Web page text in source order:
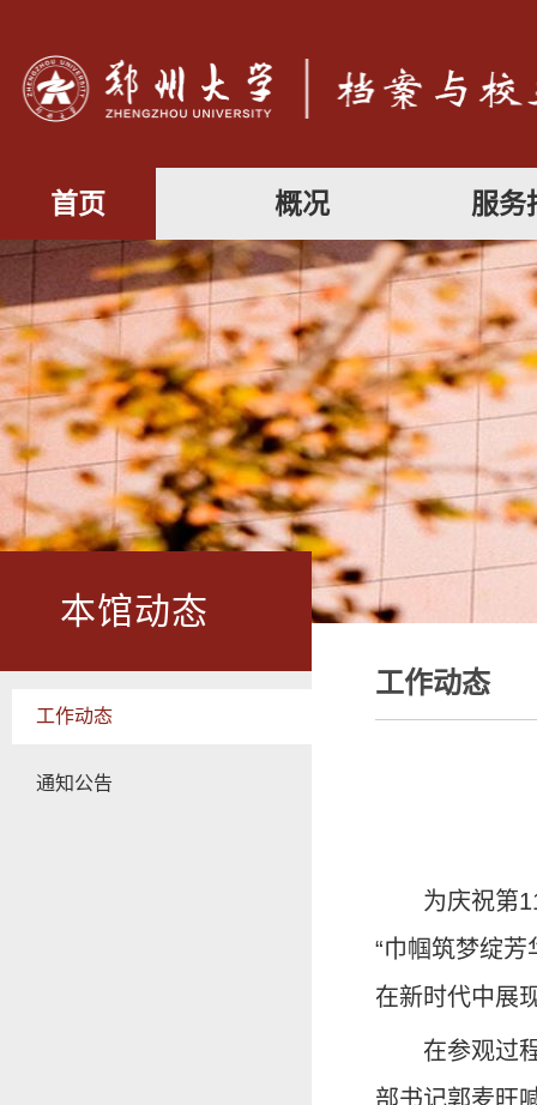
首页 概况 服务
本馆动态
工作动态
通知公告
工作动态
为庆祝第
“巾帼筑梦绽
在新时代中展
在参观过
部书记郭麦旺